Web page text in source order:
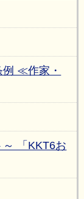
例 ≪作家・
「KKT6お